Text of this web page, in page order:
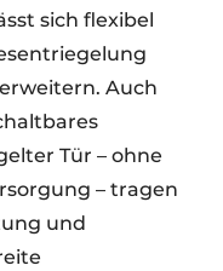
sich flexibel
Auch
Tür – ohne
– tragen
und